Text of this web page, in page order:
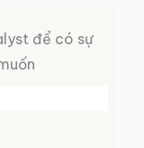
để có sự